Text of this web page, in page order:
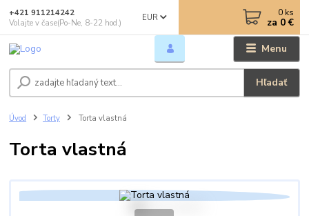
Menu
EUR
Hľadať
+421 911214242
Volajte v čase(Po-Ne, 8-22 hod.)
0 ks
za 0 €
Úvod Torty Torta vlastná
Torta vlastná